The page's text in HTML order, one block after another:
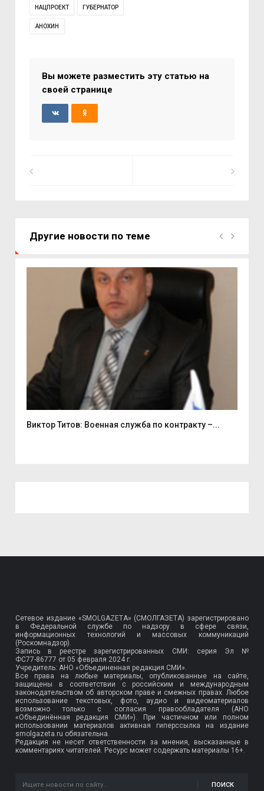
НАЦПРОЕКТ ГУБЕРНАТОР
АНОХИН
Вы можете разместить эту статью на
своей странице
Другие новости по теме
Виктор Титов: Военная служба по контракту –...
Сетевое издание «SMOLGAZETA» (СМОЛГАЗЕТА) зарегистрировано
в Федеральной службе по надзору в сфере связи,
информационных технологий и массовых коммуникаций
(Роскомнадзор).
Запись в реестре зарегистрированных СМИ: серия Эл №
ФС77-86777 от 05 февраля 2024 г.
Учредитель: АНО «Объединенная редакция СМИ».
Все права на любые материалы, опубликованные на сайте,
защищены в соответствии с российским и международным
законодательством об авторском праве и смежных правах. Любое
использование текстовых, фото, аудио и видеоматериалов
возможно только с согласия правообладателя (АНО
«Объединённая редакция СМИ»). При частичном или полном
использовании материалов активная гиперссылка на издание
smolgazeta.ru обязательна.
Редакция не несет ответственности за мнения, высказанные в
комментариях читателей. Ресурс может содержать материалы 16+.
ПОИСК